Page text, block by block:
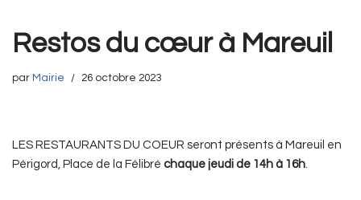
Restos du cœur à Mareuil
par Mairie 26 octobre 2023
LES RESTAURANTS DU COEUR seront présents à Mareuil en
Périgord, Place de la Félibré chaque jeudi de 14h à 16h